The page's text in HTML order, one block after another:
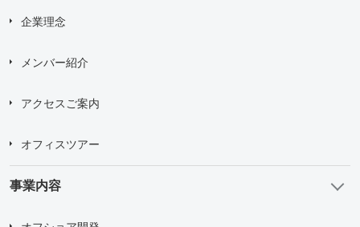
企業理念
メンバー紹介
アクセスご案内
オフィスツアー
事業内容